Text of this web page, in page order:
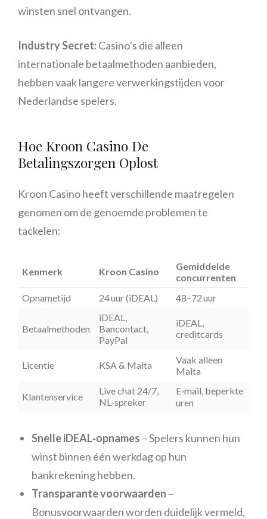
winsten snel ontvangen.
Industry Secret:Casino’s die alleen
internationale betaalmethoden aanbieden,
hebben vaak langere verwerkingstijden voor
Nederlandse spelers.
Hoe Kroon Casino De
Betalingszorgen Oplost
Kroon Casino heeft verschillende maatregelen
genomen om de genoemde problemen te
tackelen:
Kenmerk Kroon Casino
Gemiddelde
concurrenten
Opnametijd
24 uur (iDEAL) 48–72 uur
Betaalmethoden
iDEAL,
Bancontact,
PayPal
iDEAL,
creditcards
Licentie KSA & Malta
Vaak alleen
Malta
Klantenservice
Live chat 24/7,
NL‑spreker
E‑mail, beperkte
uren
Snelle iDEAL‑opnames – Spelers kunnen hun
winst binnen één werkdag op hun
bankrekening hebben.
Transparante voorwaarden –
Bonusvoorwaarden worden duidelijk vermeld,